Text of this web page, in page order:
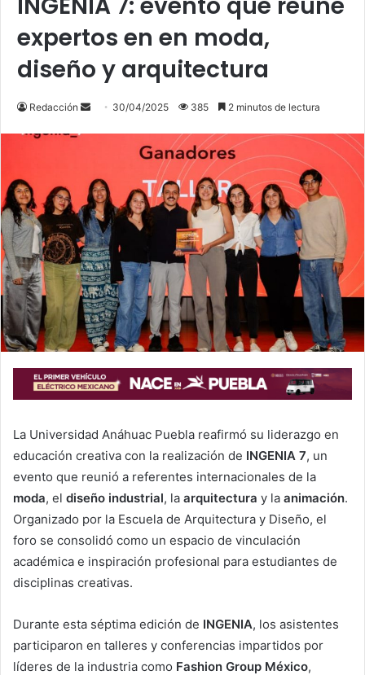
expertos en en moda,
diseño y arquitectura
Redacción
Send 30/04/2025 385 2 minutos de lectura
La Universidad Anáhuac Puebla reafirmó su liderazgo en
educación creativa con la realización de INGENIA 7, un
evento que reunió a referentes internacionales de la
moda, el diseño industrial, la arquitectura y la animación.
Organizado por la Escuela de Arquitectura y Diseño, el
foro se consolidó como un espacio de vinculación
académica e inspiración profesional para estudiantes de
disciplinas creativas.
Durante esta séptima edición de INGENIA, los asistentes
participaron en talleres y conferencias impartidos por
líderes de la industria como Fashion Group México,